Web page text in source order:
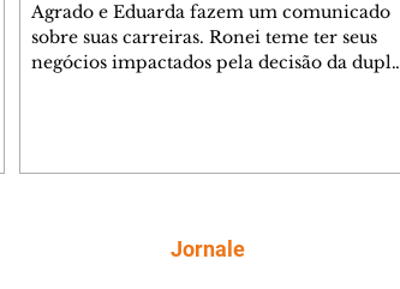
Agrado e Eduarda fazem um comunicado
sobre suas carreiras. Ronei teme ter seus
negócios impactados pela decisão da dupla.
que se mudará de país, e Eduarda se
preocupa com Sol. Palhares desconfia de
Jornale